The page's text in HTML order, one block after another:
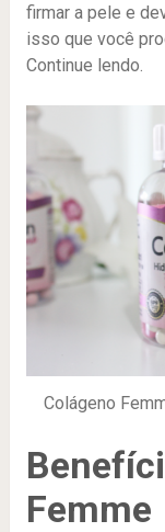
firmar a pele e
isso que você
Continue lendo.
Colágeno
Femme